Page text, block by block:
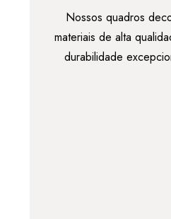
Nossos quadros
materiais de alta
durabilidade